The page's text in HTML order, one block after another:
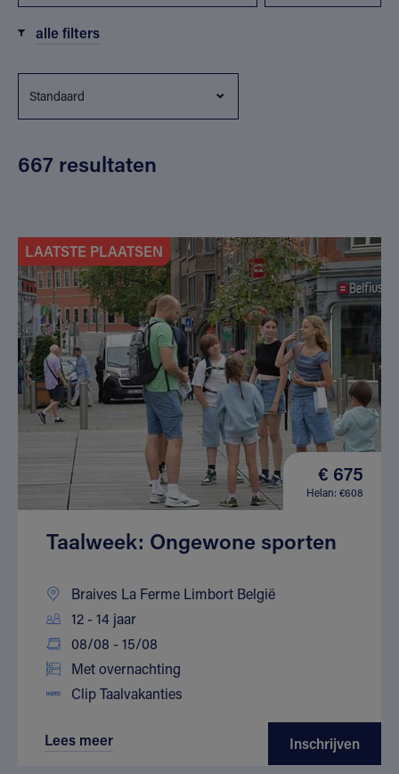
alle filters
667 resultaten
LAATSTE PLAATSEN
€ 675
Helan: €608
Taalweek: Ongewone sporten
Braives La Ferme Limbort België
12 - 14 jaar
08/08 - 15/08
Met overnachting
Clip Taalvakanties
Lees meer Inschrijven